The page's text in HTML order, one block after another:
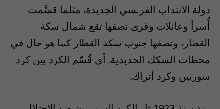
دولة الانتداب الفرنسي الجديدة، مثلما قسَّمت
أُسراً وعائلات وقرى نصفها تقع شمال سكة
القطار، ونصفها جنوب سكة القطار كما هو حال في
محطات السكك الحديدية. أي قُسّم الكرد بين كرد
سوريين وكرد أتراك.